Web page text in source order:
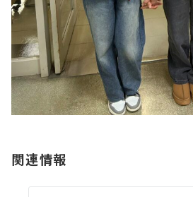
関連情報